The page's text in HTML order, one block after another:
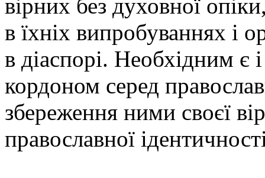
вірних без духовної
в їхніх випробуваннях і
в діаспорі. Необхідним є
кордоном серед
збереження ними своєї
православної